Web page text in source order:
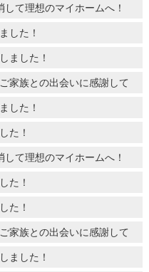
て理想のマイホームへ！
した！
ました！
家族との出会いに感謝して
した！
た！
て理想のマイホームへ！
た！
た！
家族との出会いに感謝して
ました！